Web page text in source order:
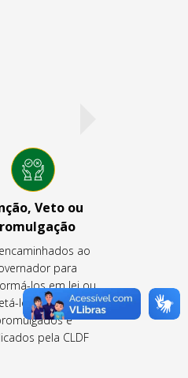
Veto ou
ao
para
los em lei ou
los ou são
e
pela CLDF